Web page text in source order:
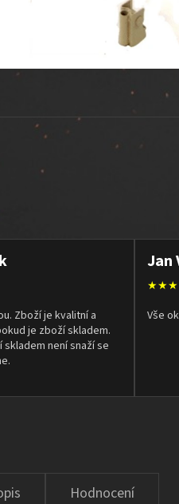
Zboží je kvalitní a
je zboží skladem.
není snaží se
Jan
Vše
Hodnocení